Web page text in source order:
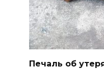
Печаль об